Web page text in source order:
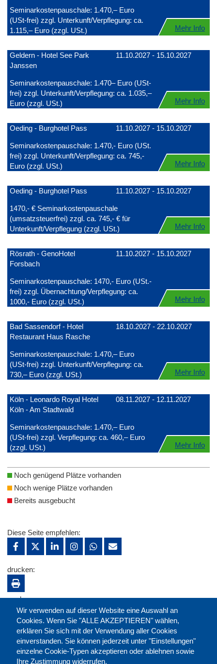
Seminarkostenpauschale: 1.470,– Euro
(USt-frei) zzgl. Unterkunft/Verpflegung: ca.
1.115,– Euro (zzgl. USt.)
Mehr Info
Geldern - Hotel See Park
Janssen
11.10.2027 - 15.10.2027
Seminarkostenpauschale: 1.470– Euro (USt-
frei) zzgl. Unterkunft/Verpflegung: ca. 1.035,–
Euro (zzgl. USt.)
Mehr Info
Oeding - Burghotel Pass 11.10.2027 - 15.10.2027
Seminarkostenpauschale: 1.470,- Euro (USt.
frei) zzgl. Unterkunft/Verpflegung: ca. 745,-
Euro (zzgl. USt.)
Mehr Info
Oeding - Burghotel Pass 11.10.2027 - 15.10.2027
1470,- € Seminarkostenpauschale
(umsatzsteuerfrei) zzgl. ca. 745,- € für
Unterkunft/Verpflegung (zzgl. USt.)
Mehr Info
Rösrath - GenoHotel
Forsbach
11.10.2027 - 15.10.2027
Seminarkostenpauschale: 1470,- Euro (USt.-
frei) zzgl. Übernachtung/Verpflegung: ca.
1000,- Euro (zzgl. USt.)
Mehr Info
Bad Sassendorf - Hotel
Restaurant Haus Rasche
18.10.2027 - 22.10.2027
Seminarkostenpauschale: 1.470,– Euro
(USt-frei) zzgl. Unterkunft/Verpflegung: ca.
730,– Euro (zzgl. USt.)
Mehr Info
Köln - Leonardo Royal Hotel
Köln - Am Stadtwald
08.11.2027 - 12.11.2027
Seminarkostenpauschale: 1.470,– Euro
(USt-frei) zzgl. Verpflegung: ca. 460,– Euro
(zzgl. USt.)
Mehr Info
Noch genügend Plätze vorhanden
Noch wenige Plätze vorhanden
Bereits ausgebucht
Wir verwenden auf dieser Website eine Auswahl an
Cookies. Wenn Sie "ALLE AKZEPTIEREN" wählen,
erklären Sie sich mit der Verwendung aller Cookies
einverstanden. Sie können jederzeit unter "Einstellungen"
einzelne Cookie-Typen akzeptieren oder ablehnen sowie
Ihre Zustimmung widerrufen.
Diese Seite empfehlen:
drucken:
merken: